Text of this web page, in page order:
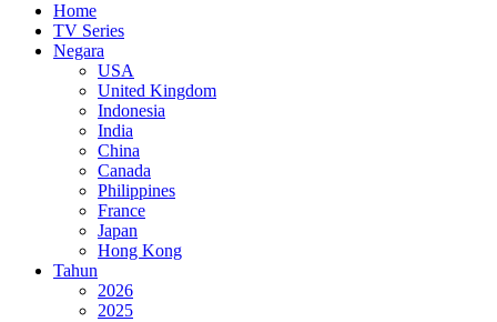
Home
TV Series
Negara
USA
United Kingdom
Indonesia
India
China
Canada
Philippines
France
Japan
Hong Kong
Tahun
2026
2025